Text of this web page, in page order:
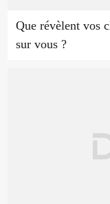
Que révèlent vos
sur vous ?